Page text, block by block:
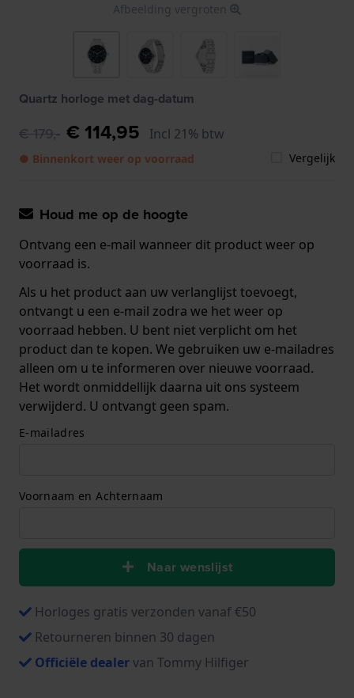
Afbeelding vergroten
Quartz horloge met dag-datum
€ 179,- € 114,95 Incl 21% btw
● Binnenkort weer op voorraad Vergelijk
Houd me op de hoogte
Ontvang een e-mail wanneer dit product weer op
voorraad is.
Als u het product aan uw verlanglijst toevoegt,
ontvangt u een e-mail zodra we het weer op
voorraad hebben. U bent niet verplicht om het
product dan te kopen. We gebruiken uw e-mailadres
alleen om u te informeren over nieuwe voorraad.
Het wordt onmiddellijk daarna uit ons systeem
verwijderd. U ontvangt geen spam.
E-mailadres
Voornaam en Achternaam
Naar wenslijst
Horloges gratis verzonden vanaf €50
Retourneren binnen 30 dagen
Officiële dealervan Tommy Hilfiger